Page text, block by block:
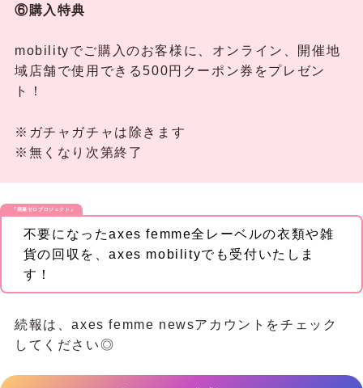
⑥購入特典
mobilityでご購入のお客様に、オンライン、開催地
域店舗で使用できる500円クーポン券をプレゼン
ト！
※ガチャガチャは除きます
※無くなり次第終了
『廃棄ゼロプロジェクト』
不要になったaxes femme全レーベルの衣類や雑
貨の回収を、axes mobilityでも受付いたしま
す！
続報は、axes femme newsアカウントをチェック
してください◎